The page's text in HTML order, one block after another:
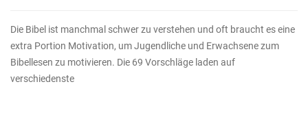
Die Bibel ist manchmal schwer zu verstehen und oft braucht es eine
extra Portion Motivation, um Jugendliche und Erwachsene zum
Bibellesen zu motivieren. Die 69 Vorschläge laden auf
verschiedenste